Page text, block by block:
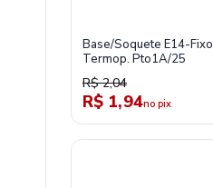
Base/Soquete E14-Fixo
Termop. Pto1A/25
R$ 2,04
R$ 1,94no pix